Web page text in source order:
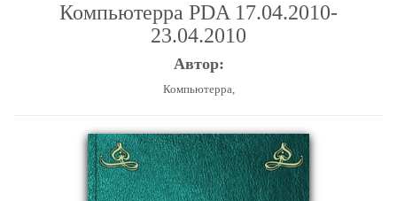
Компьютерра PDA 17.04.2010-
23.04.2010
Автор:
Компьютерра,